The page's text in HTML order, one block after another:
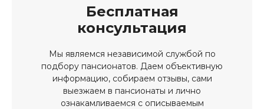
Бесплатная
консультация
Мы являемся независимой службой по
подбору пансионатов. Даем объективную
информацию, собираем отзывы, сами
выезжаем в пансионаты и лично
ознакамливаемся с описываемым